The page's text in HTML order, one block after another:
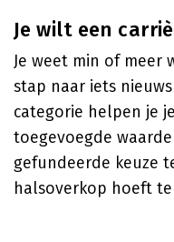
Je wilt een
Je weet min of meer
stap naar iets
categorie helpen je
toegevoegde
gefundeerde keuze
halsoverkop hoeft